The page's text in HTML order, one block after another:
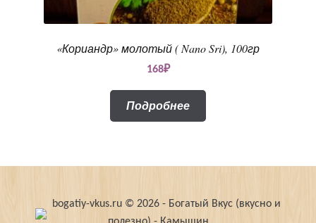
«Кориандр» молотый ( Nano Sri), 100гр
168₽
Подробнее
bogatiy-vkus.ru © 2026 - Богатый Вкус (вкусно и